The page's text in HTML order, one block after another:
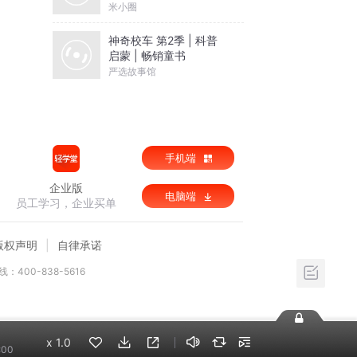
米小圈
神奇校车 第2季 | 科普
启蒙 | 畅销童书
严选故事馆
x 1.0
企业版
员工学习，企业买单
手机端
电脑端
权声明 自律承诺
：400-838-5616